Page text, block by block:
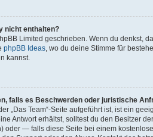
nicht enthalten?
Limited geschrieben. Wenn du denkst,
phpBB Ideas , wo du deine Stimme für
kannst.
falls es Beschwerden oder juristische
„Das Team“-Seite aufgeführt ist, ist ein
Antwort erhältst, solltest du den Besitzer
oder — falls diese Seite bei einem